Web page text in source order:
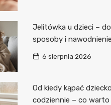
Jelitówka u dzieci –
sposoby i nawodnienie
6 sierpnia 2026
Od kiedy kąpać dziecko
codziennie – co warto